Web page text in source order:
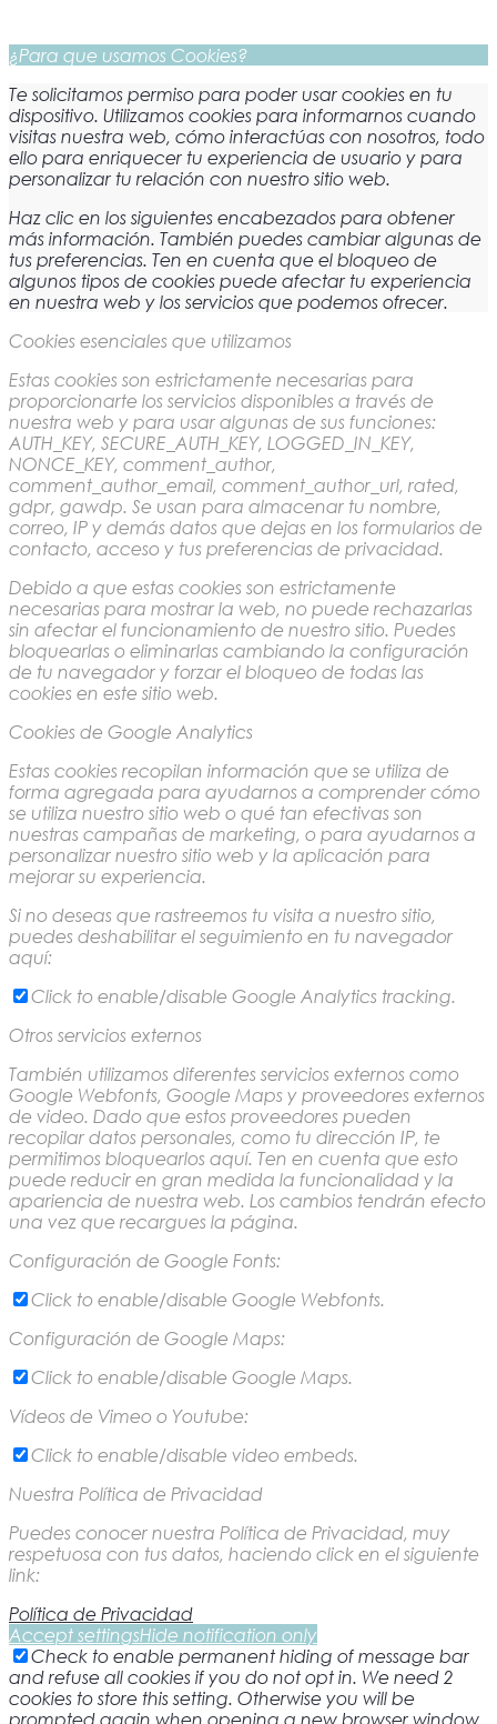
¿Para que usamos Cookies?
Te solicitamos permiso para poder usar cookies en tu
dispositivo. Utilizamos cookies para informarnos cuando
visitas nuestra web, cómo interactúas con nosotros, todo
ello para enriquecer tu experiencia de usuario y para
personalizar tu relación con nuestro sitio web.
Haz clic en los siguientes encabezados para obtener
más información. También puedes cambiar algunas de
tus preferencias. Ten en cuenta que el bloqueo de
algunos tipos de cookies puede afectar tu experiencia
en nuestra web y los servicios que podemos ofrecer.
Cookies esenciales que utilizamos
Estas cookies son estrictamente necesarias para
proporcionarte los servicios disponibles a través de
nuestra web y para usar algunas de sus funciones:
AUTH_KEY, SECURE_AUTH_KEY, LOGGED_IN_KEY,
NONCE_KEY, comment_author,
comment_author_email, comment_author_url, rated,
gdpr, gawdp. Se usan para almacenar tu nombre,
correo, IP y demás datos que dejas en los formularios de
contacto, acceso y tus preferencias de privacidad.
Debido a que estas cookies son estrictamente
necesarias para mostrar la web, no puede rechazarlas
sin afectar el funcionamiento de nuestro sitio. Puedes
bloquearlas o eliminarlas cambiando la configuración
de tu navegador y forzar el bloqueo de todas las
cookies en este sitio web.
Cookies de Google Analytics
Estas cookies recopilan información que se utiliza de
forma agregada para ayudarnos a comprender cómo
se utiliza nuestro sitio web o qué tan efectivas son
nuestras campañas de marketing, o para ayudarnos a
personalizar nuestro sitio web y la aplicación para
mejorar su experiencia.
Si no deseas que rastreemos tu visita a nuestro sitio,
puedes deshabilitar el seguimiento en tu navegador
aquí:
Click to enable/disable Google Analytics tracking.
Otros servicios externos
También utilizamos diferentes servicios externos como
Google Webfonts, Google Maps y proveedores externos
de video. Dado que estos proveedores pueden
recopilar datos personales, como tu dirección IP, te
permitimos bloquearlos aquí. Ten en cuenta que esto
puede reducir en gran medida la funcionalidad y la
apariencia de nuestra web. Los cambios tendrán efecto
una vez que recargues la página.
Configuración de Google Fonts:
Click to enable/disable Google Webfonts.
Configuración de Google Maps:
Click to enable/disable Google Maps.
Vídeos de Vimeo o Youtube:
Click to enable/disable video embeds.
Nuestra Política de Privacidad
Puedes conocer nuestra Política de Privacidad, muy
respetuosa con tus datos, haciendo click en el siguiente
link:
Política de Privacidad
Accept settingsHide notification only
Check to enable permanent hiding of message bar
and refuse all cookies if you do not opt in. We need 2
cookies to store this setting. Otherwise you will be
prompted again when opening a new browser window